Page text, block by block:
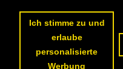
Ich stimme zu und
erlaube
personalisierte
Werbung